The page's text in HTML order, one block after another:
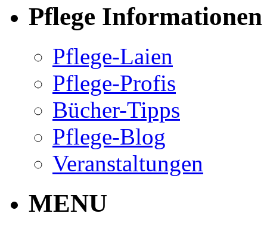
Pflege Informationen
Pflege-Laien
Pflege-Profis
Bücher-Tipps
Pflege-Blog
Veranstaltungen
MENU